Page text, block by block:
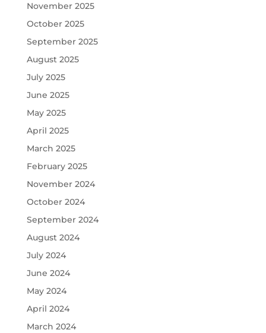
November 2025
October 2025
September 2025
August 2025
July 2025
June 2025
May 2025
April 2025
March 2025
February 2025
November 2024
October 2024
September 2024
August 2024
July 2024
June 2024
May 2024
April 2024
March 2024